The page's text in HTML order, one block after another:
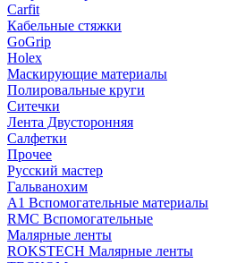
Carfit
Кабельные стяжки
GoGrip
Holex
Маскирующие материалы
Полировальные круги
Ситечки
Лента Двусторонняя
Салфетки
Прочее
Русский мастер
Гальванохим
А1 Вспомогательные материалы
RMC Вспомогательные
Малярные ленты
ROKSTECH Малярные ленты